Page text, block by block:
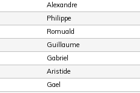
Alexandre
Philippe
Romuald
Guillaume
Gabriel
Aristide
Gael